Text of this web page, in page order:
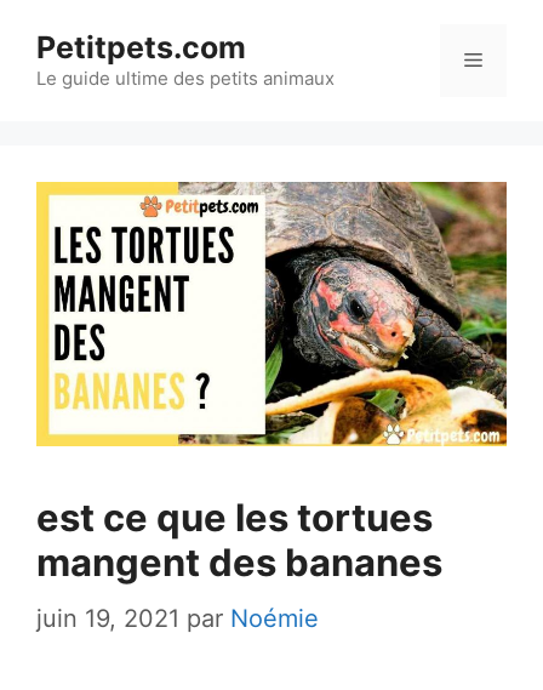
contenu
Petitpets.com
Le guide ultime des petits animaux
Menu
est ce que les tortues
mangent des bananes
juin 19, 2021 par Noémie